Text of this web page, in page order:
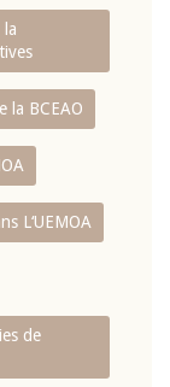
la
la BCEAO
L‘UEMOA
de